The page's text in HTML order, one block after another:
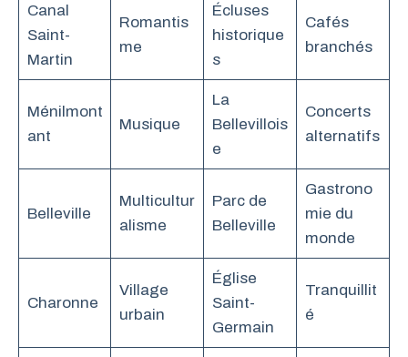
Canal
Saint-
Martin
Romantis
me
Écluses
historique
s
Cafés
branchés
Ménilmont
ant
Musique
La
Bellevillois
e
Concerts
alternatifs
Belleville
Multicultur
alisme
Parc de
Belleville
Gastrono
mie du
monde
Charonne
Village
urbain
Église
Saint-
Germain
Tranquillit
é